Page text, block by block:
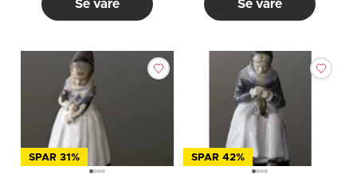
Se vare Se vare
SPAR 31% SPAR 42%